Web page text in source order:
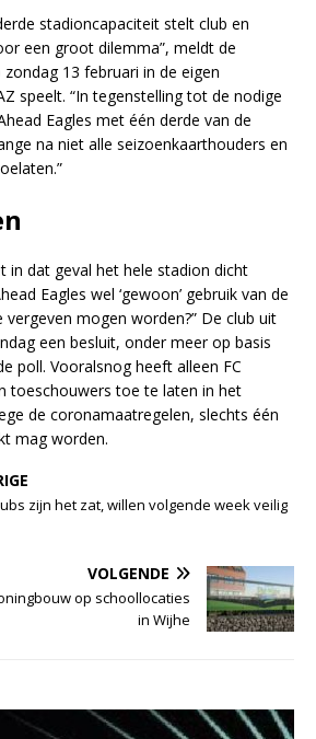
stadioncapaciteit stelt club en
een groot dilemma”, meldt de
13 februari in de eigen
speelt. “In tegenstelling tot de nodige
Eagles met één derde van de
na niet alle seizoenkaarthouders en
in dat geval het hele stadion dicht
Eagles wel ‘gewoon’ gebruik van de
vergeven mogen worden?” De club uit
een besluit, onder meer op basis
poll. Vooralsnog heeft alleen FC
toeschouwers toe te laten in het
de coronamaatregelen, slechts één
mag worden.
zijn het zat, willen volgende week veilig
VOLGENDE
op schoollocaties
in Wijhe